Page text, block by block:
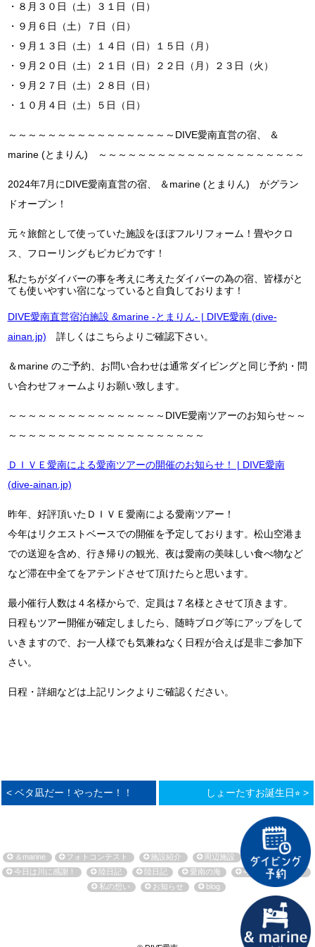
・８月３０日（土）３１日（日）
・９月６日（土）７日（日）
・９月１３日（土）１４日（日）１５日（月）
・９月２０日（土）２１日（日）２２日（月）２３日（火）
・９月２７日（土）２８日（日）
・１０月４日（土）５日（日）
～～～～～～～～～～～～～～～～～DIVE愛南直営の宿、 ＆
marine (とまりん) ～～～～～～～～～～～～～～～～～～～～～
2024年7月にDIVE愛南直営の宿、 ＆marine (とまりん) がグラン
ドオープン！
元々旅館として使っていた施設をほぼフルリフォーム！畳やクロ
ス、フローリングもピカピカです！
私たちがダイバーの事を考えに考えたダイバーの為の宿、皆様がと
ても使いやすい宿になっていると自負しております！
DIVE愛南直営宿泊施設 &marine -とまりん- | DIVE愛南 (dive-
ainan.jp) 詳しくはこちらよりご確認下さい。
＆marine のご予約、お問い合わせは通常ダイビングと同じ予約・問
い合わせフォームよりお願い致します。
～～～～～～～～～～～～～～～～DIVE愛南ツアーのお知らせ～～
～～～～～～～～～～～～～～～～～～～～
ＤＩＶＥ愛南による愛南ツアーの開催のお知らせ！ | DIVE愛南
(dive-ainan.jp)
昨年、好評頂いたＤＩＶＥ愛南による愛南ツアー！
今年はリクエストベースでの開催を予定しております。松山空港ま
での送迎を含め、行き帰りの観光、夜は愛南の美味しい食べ物など
など滞在中全てをアテンドさせて頂けたらと思います。
最小催行人数は４名様からで、定員は７名様とさせて頂きます。
日程もツアー開催が確定しましたら、随時ブログ等にアップをして
いきますので、お一人様でも気兼ねなく日程が合えば是非ご参加下
さい。
日程・詳細などは上記リンクよりご確認ください。
< ベタ凪だー！やったー！！ しょーたすお誕生日⭐︎ >
＆marine フォトコンテスト 施設紹介 周辺施設
環境保全活動
今日は川に感謝！
陸日記 陸日記 愛南の海
今日も海に感謝！
私の想い
お知らせ blog